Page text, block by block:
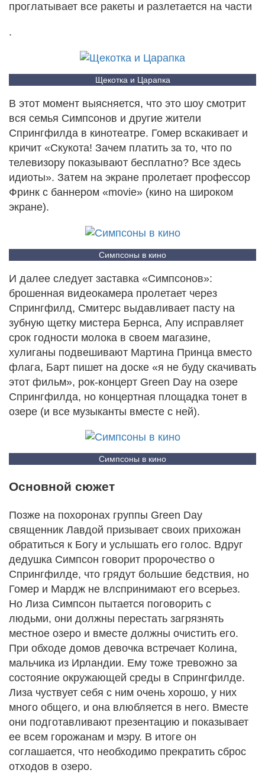
проглатывает все ракеты и разлетается на части
.
Щекотка и Царапка
В этот момент выясняется, что это шоу смотрит
вся семья Симпсонов и другие жители
Спрингфилда в кинотеатре. Гомер вскакивает и
кричит «Скукота! Зачем платить за то, что по
телевизору показывают бесплатно? Все здесь
идиоты». Затем на экране пролетает профессор
Фринк с баннером «movie» (кино на широком
экране).
Симпсоны в кино
И далее следует заставка «Симпсонов»:
брошенная видеокамера пролетает через
Спрингфилд, Смитерс выдавливает пасту на
зубную щетку мистера Бернса, Апу исправляет
срок годности молока в своем магазине,
хулиганы подвешивают Мартина Принца вместо
флага, Барт пишет на доске «я не буду скачивать
этот фильм», рок-концерт Green Day на озере
Спрингфилда, но концертная площадка тонет в
озере (и все музыканты вместе с ней).
Симпсоны в кино
Основной сюжет
Позже на похоронах группы Green Day
священник Лавдой призывает своих прихожан
обратиться к Богу и услышать его голос. Вдруг
дедушка Симпсон говорит пророчество о
Спрингфилде, что грядут большие бедствия, но
Гомер и Мардж не влспринимают его всерьез.
Но Лиза Симпсон пытается поговорить с
людьми, они должны перестать загрязнять
местное озеро и вместе должны очистить его.
При обходе домов девочка встречает Колина,
мальчика из Ирландии. Ему тоже тревожно за
состояние окружающей среды в Спрингфилде.
Лиза чуствует себя с ним очень хорошо, у них
много общего, и она влюбляется в него. Вместе
они подготавливают презентацию и показывает
ее всем горожанам и мэру. В итоге он
соглашается, что необходимо прекратить сброс
отходов в озеро.